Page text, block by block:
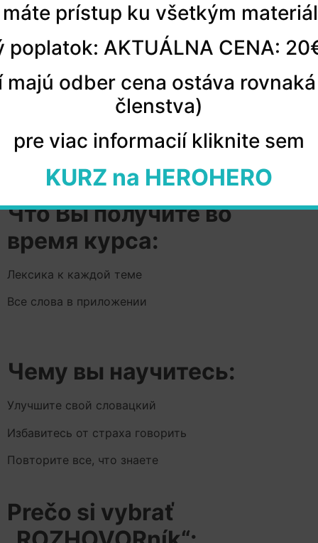
Что Вы получите во
время курса:
Лексика к каждой теме
Все слова в приложении
Чему вы научитесь:
Улучшите свой словацкий
Избавитесь от страха говорить
Повторите все, что знаете
Prečo si vybrať
prístup ku všetkým
poplatok: AKTUÁLNA CENA:
odber cena ostáva
členstva)
pre viac informacií kliknite sem
KURZ na HEROHERO